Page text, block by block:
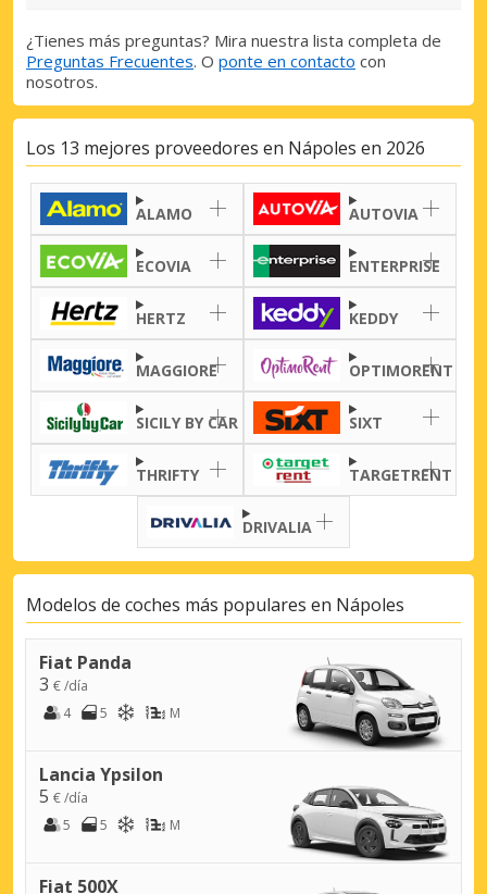
¿Tienes más preguntas? Mira nuestra lista completa de
Preguntas Frecuentes. O ponte en contacto con
nosotros.
Los 13 mejores proveedores en Nápoles en 2026
ALAMO AUTOVIA
ECOVIA ENTERPRISE
HERTZ KEDDY
MAGGIORE OPTIMORENT
SICILY BY CAR SIXT
THRIFTY TARGETRENT
DRIVALIA
Modelos de coches más populares en Nápoles
Fiat Panda
3 € /día
4
5 M
Lancia Ypsilon
5 € /día
5
5 M
Fiat 500X